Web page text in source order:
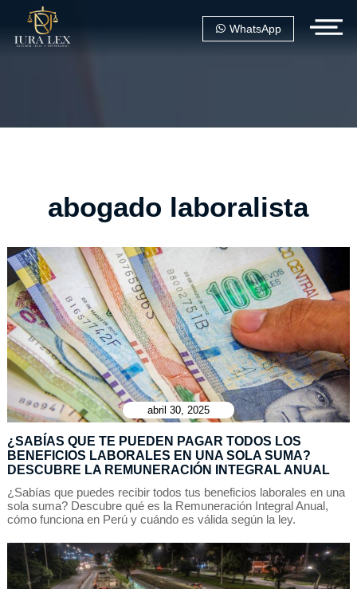
WhatsApp
abogado laboralista
abril 30, 2025
¿SABÍAS QUE TE PUEDEN PAGAR TODOS LOS
BENEFICIOS LABORALES EN UNA SOLA SUMA?
DESCUBRE LA REMUNERACIÓN INTEGRAL ANUAL
¿Sabías que puedes recibir todos tus beneficios laborales en una
sola suma? Descubre qué es la Remuneración Integral Anual,
cómo funciona en Perú y cuándo es válida según la ley.